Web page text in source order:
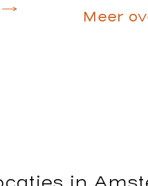
Meer